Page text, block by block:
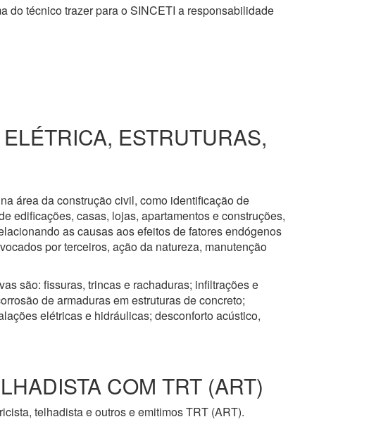
do técnico trazer para o SINCETI a responsabilidade
ESTRUTURAS,
área da construção civil, como identificação de
edificações, casas, lojas, apartamentos e construções,
as causas aos efeitos de fatores endógenos
por terceiros, ação da natureza, manutenção
são: fissuras, trincas e rachaduras; infiltrações e
de armaduras em estruturas de concreto;
elétricas e hidráulicas; desconforto acústico,
COM TRT (ART)
telhadista e outros e emitimos TRT (ART).